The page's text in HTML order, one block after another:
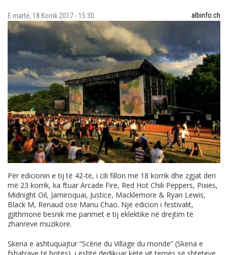
E martë, 18 Korrik 2017 - 15:30 albinfo.ch
Për edicionin e tij të 42-të, i cili fillon më 18 korrik dhe zgjat deri
më 23 korrik, ka ftuar Arcade Fire, Red Hot Chili Peppers, Pixies,
Midnight Oil, Jamiroquai, Justice, Macklemore & Ryan Lewis,
Black M, Renaud ose Manu Chao. Një edicion i festivalit,
gjithmonë besnik me parimet e tij eklektike në drejtim të
zhanreve muzikore.
Skena e ashtuquajtur “Scène du Village du monde” (Skena e
fshatrave të botës), i është dedikuar këtë vit temës së shteteve